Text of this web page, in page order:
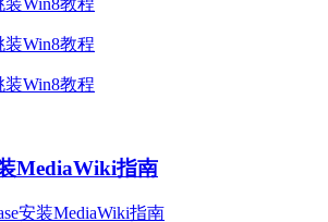
MediaWiki指南